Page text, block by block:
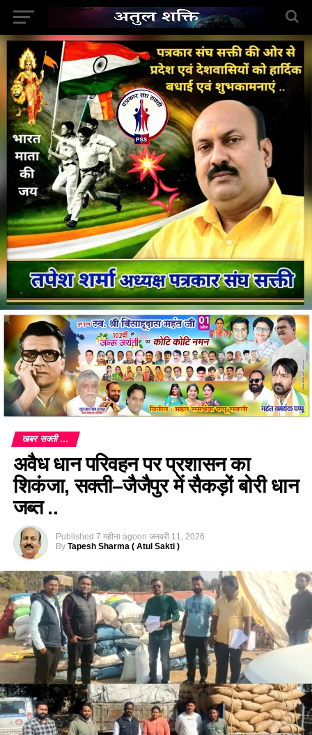
खबर सक्ती ...
अवैध धान परिवहन पर प्रशासन का
शिकंजा, सक्ती–जैजैपुर में सैकड़ों बोरी धान
जब्त ..
Published 7 महीना agoon जनवरी 11, 2026
By Tapesh Sharma ( Atul Sakti )